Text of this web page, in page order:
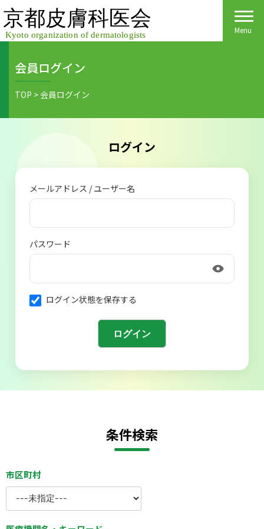
Skip
to
content
Menu
Home
医院検索
皮膚の日
皮膚の病気
医療関係者の皆様へ
会員様へごあいさつ
活動報告
ご入会方法
会員様へ
各種手続き
保険診療
会則
会員ログイン
TOP > 会員ログイン
ログイン
メールアドレス / ユーザー名
パスワード
ログイン状態を保存する
条件検索
市区町村